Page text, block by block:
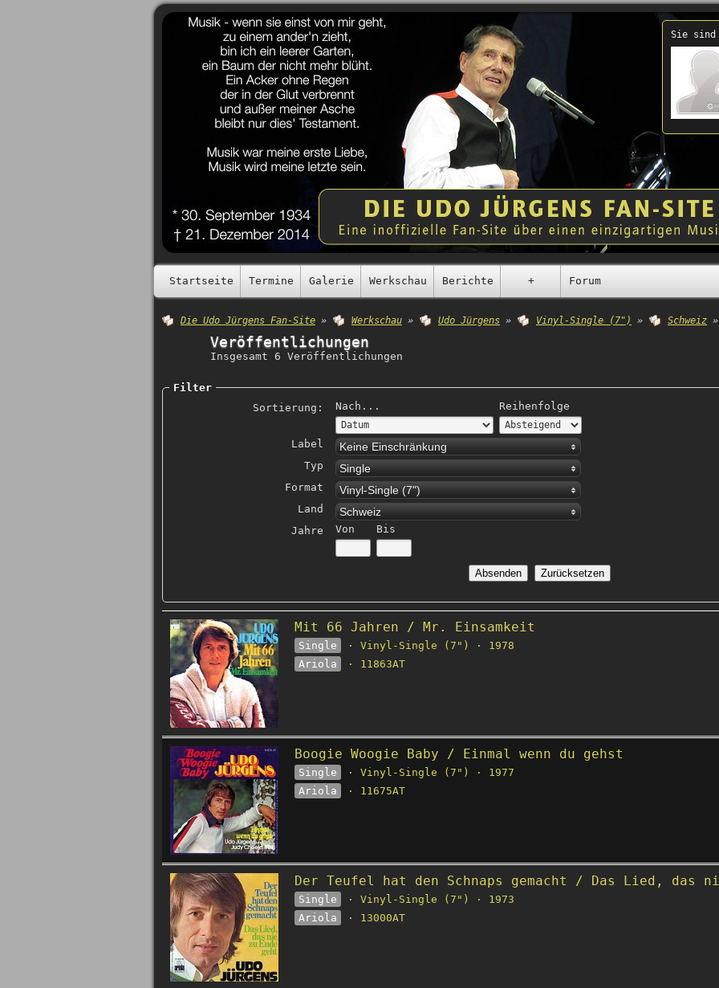
Sie sind
Startseite Termine Galerie Werkschau Berichte + Forum
Die Udo Jürgens Fan-Site » Werkschau » Udo Jürgens » Vinyl-Single (7") » Schweiz »
Veröffentlichungen
Insgesamt 6 Veröffentlichungen
Filter
Sortierung:
Nach... Reihenfolge
Label Keine Einschränkung
Typ Single
Format Vinyl-Single (7")
Land Schweiz
Jahre Von Bis
Mit 66 Jahren / Mr. Einsamkeit
Single
· Vinyl-Single (7") · 1978
Ariola
· 11863AT
Boogie Woogie Baby / Einmal wenn du gehst
Single
· Vinyl-Single (7") · 1977
Ariola
· 11675AT
Der Teufel hat den Schnaps gemacht / Das Lied, das
Single
· Vinyl-Single (7") · 1973
Ariola
· 13000AT